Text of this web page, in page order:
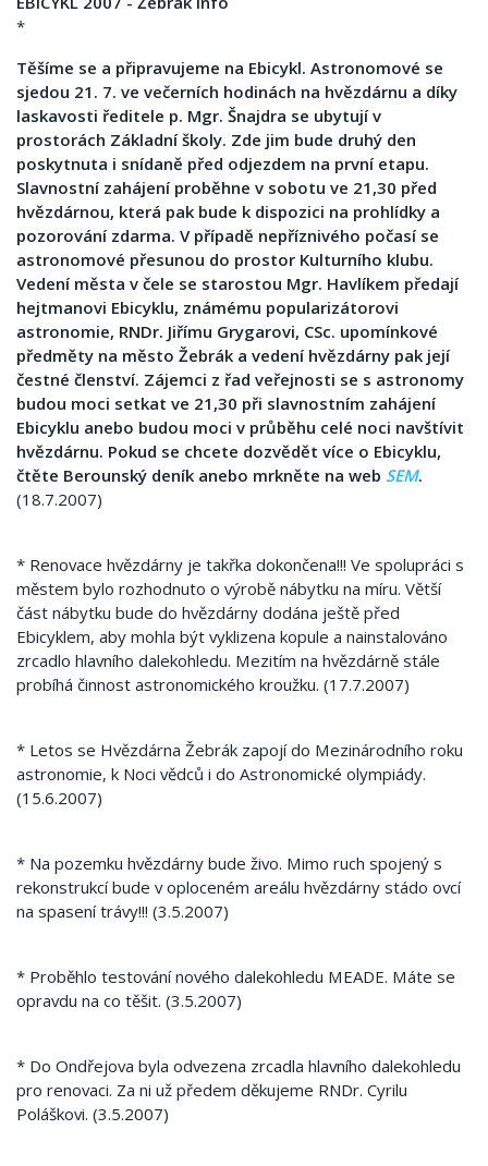
*
Těšíme se a připravujeme na Ebicykl. Astronomové se
sjedou 21. 7. ve večerních hodinách na hvězdárnu a díky
laskavosti ředitele p. Mgr. Šnajdra se ubytují v
prostorách Základní školy. Zde jim bude druhý den
poskytnuta i snídaně před odjezdem na první etapu.
Slavnostní zahájení proběhne v sobotu ve 21,30 před
hvězdárnou, která pak bude k dispozici na prohlídky a
pozorování zdarma. V případě nepříznivého počasí se
astronomové přesunou do prostor Kulturního klubu.
Vedení města v čele se starostou Mgr. Havlíkem předají
hejtmanovi Ebicyklu, známému popularizátorovi
astronomie, RNDr. Jiřímu Grygarovi, CSc. upomínkové
předměty na město Žebrák a vedení hvězdárny pak její
čestné členství. Zájemci z řad veřejnosti se s astronomy
budou moci setkat ve 21,30 při slavnostním zahájení
Ebicyklu anebo budou moci v průběhu celé noci navštívit
hvězdárnu. Pokud se chcete dozvědět více o Ebicyklu,
čtěte Berounský deník anebo mrkněte na web SEM.
(18.7.2007)
* Renovace hvězdárny je takřka dokončena!!! Ve spolupráci s
městem bylo rozhodnuto o výrobě nábytku na míru. Větší
část nábytku bude do hvězdárny dodána ještě před
Ebicyklem, aby mohla být vyklizena kopule a nainstalováno
zrcadlo hlavního dalekohledu. Mezitím na hvězdárně stále
probíhá činnost astronomického kroužku. (17.7.2007)
* Letos se Hvězdárna Žebrák zapojí do Mezinárodního roku
astronomie, k Noci vědců i do Astronomické olympiády.
(15.6.2007)
* Na pozemku hvězdárny bude živo. Mimo ruch spojený s
rekonstrukcí bude v oploceném areálu hvězdárny stádo ovcí
na spasení trávy!!! (3.5.2007)
* Proběhlo testování nového dalekohledu MEADE. Máte se
opravdu na co těšit. (3.5.2007)
* Do Ondřejova byla odvezena zrcadla hlavního dalekohledu
pro renovaci. Za ni už předem děkujeme RNDr. Cyrilu
Poláškovi. (3.5.2007)